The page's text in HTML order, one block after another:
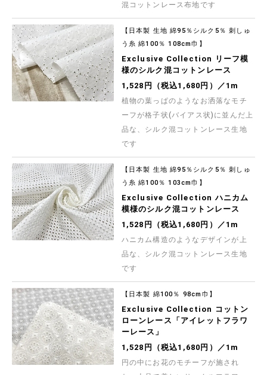
混コットンレース布地です
【日本製 生地 綿95％シルク5％ 刺しゅ
う糸 綿100％ 108cm巾】
Exclusive Collection リーフ模
様のシルク混コットンレース
1,528円（税込1,680円）／1m
植物の葉っぱのようなお洒落なモチ
ーフが格子状(バイアス状)に並んだ上
品な、シルク混コットンレース生地
です
【日本製 生地 綿95％シルク5％ 刺しゅ
う糸 綿100％ 103cm巾】
Exclusive Collection ハニカム
模様のシルク混コットンレース
1,528円（税込1,680円）／1m
ハニカム構造のようなデザインが上
品な、シルク混コットンレース生地
です
【日本製 綿100％ 98cm巾】
Exclusive Collection コットン
ローンレース「アイレットフラワ
ーレース」
1,528円（税込1,680円）／1m
円の中にお花のモチーフが施され